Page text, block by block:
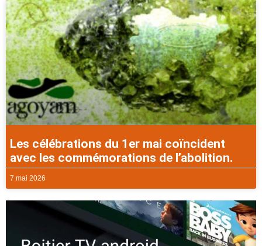
Les célébrations du 1er mai coïncident
avec les commémorations de l’abolition.
7 mai 2026